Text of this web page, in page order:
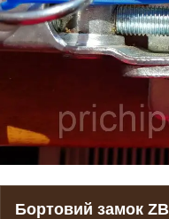
Бортовий замок